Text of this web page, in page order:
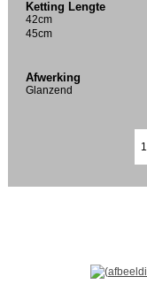
Ketting Lengte
42cm
45cm
Afwerking
Glanzend